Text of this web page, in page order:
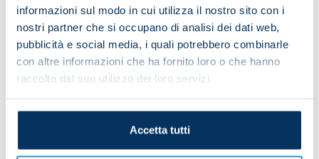
informazioni sul modo in cui utilizza il nostro sito con i
nostri partner che si occupano di analisi dei dati web,
pubblicità e social media, i quali potrebbero combinarle
con altre informazioni che ha fornito loro o che hanno
raccolto dal suo utilizzo dei loro servizi.
Accetta tutti
The other players were involved in a training match
on pitch one featuring some players from the
Primavera side.
Olivera had physio and trained separately in the
gym. Leo Ostigard was not in training due to a light
bout of flu.